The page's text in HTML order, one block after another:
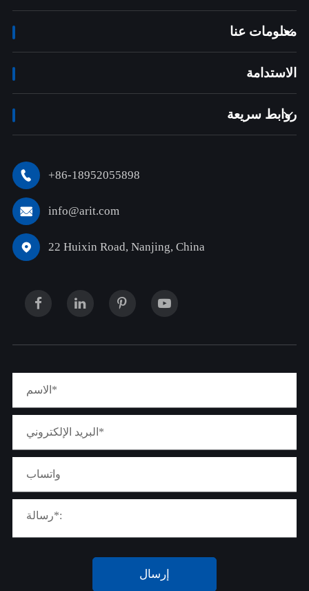
معلومات عنا

الاستدامة
روابط سريعة

 +86-18952055898
 info@arit.com
 22 Huixin Road, Nanjing, China
إرسال